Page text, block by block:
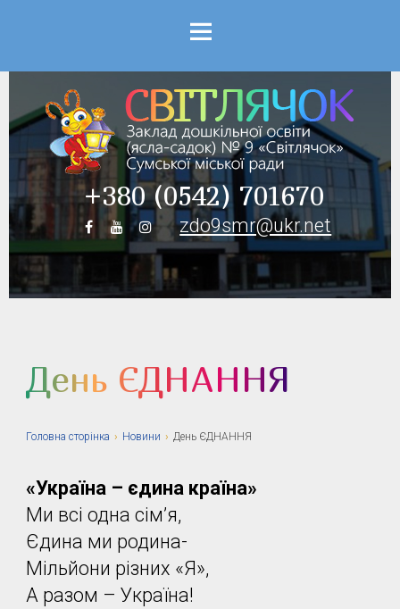
+380 (0542) 701670
zdo9smr@ukr.net
Menu
День ЄДНАННЯ
Головна сторiнка › Новини › День ЄДНАННЯ
«Україна – єдина країна»
Ми всі одна сім’я,
Єдина ми родина-
Мільйони різних «Я»,
А разом – Україна!